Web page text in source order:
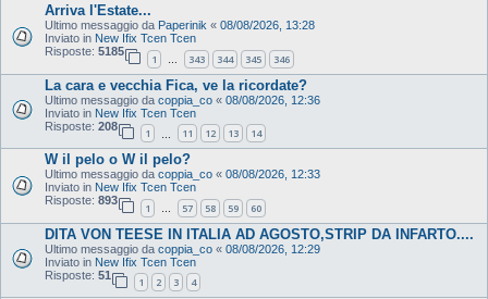
Arriva l'Estate...
Ultimo messaggio da Paperinik « 08/08/2026, 13:28
Inviato in New Ifix Tcen Tcen
Risposte: 5185
1 … 343 344 345 346
La cara e vecchia Fica, ve la ricordate?
Ultimo messaggio da coppia_co « 08/08/2026, 12:36
Inviato in New Ifix Tcen Tcen
Risposte: 208
1 11 12 13 14
W il pelo o W il pelo?
Ultimo messaggio da coppia_co « 08/08/2026, 12:33
Inviato in New Ifix Tcen Tcen
Risposte: 893
1 … 57 58 59 60
DITA VON TEESE IN ITALIA AD AGOSTO,STRIP DA INFARTO....
Ultimo messaggio da coppia_co « 08/08/2026, 12:29
Inviato in New Ifix Tcen Tcen
Risposte: 51
1 2 3 4